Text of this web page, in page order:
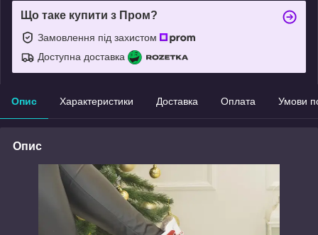
Що таке купити з Пром?
Замовлення під захистом
Доступна доставка
Опис Характеристики Доставка Оплата Умови
Опис